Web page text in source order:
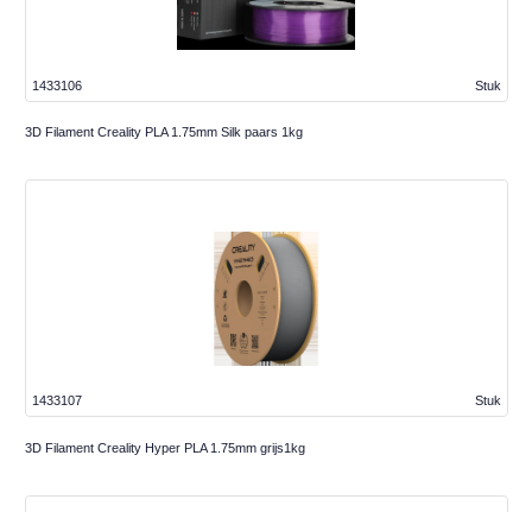
Stuk
1433106
3D Filament Creality PLA 1.75mm Silk paars 1kg
Stuk
1433107
3D Filament Creality Hyper PLA 1.75mm grijs1kg